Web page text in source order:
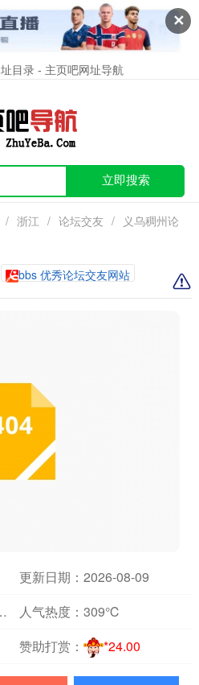
✕
目录 - 主页吧网址导航
立即搜索
/ 浙江 / 论坛交友 /
义乌稠州论
bbs 优秀论坛交友网站
更新日期：2026-08-09
坛交友
人气热度： 309℃
赞助打赏： *24.00